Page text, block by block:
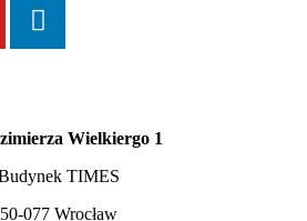
Wielkiergo 1
TIMES
50-077 Wrocław